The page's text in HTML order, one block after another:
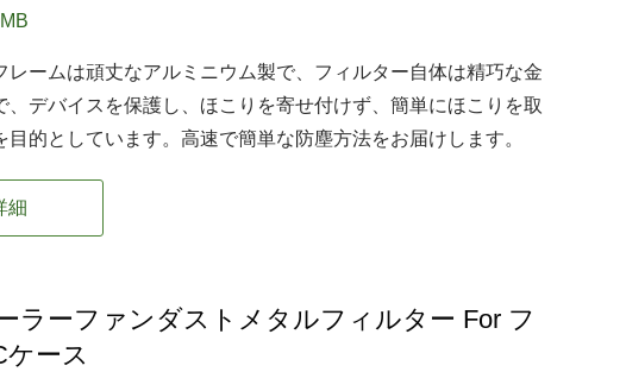
レームは頑丈なアルミニウム製で、フィルター自体は精巧な金
、デバイスを保護し、ほこりを寄せ付けず、簡単にほこりを取
目的としています。高速で簡単な防塵方法をお届けします。
細
ラーファンダストメタルフィルター For フ
ケース